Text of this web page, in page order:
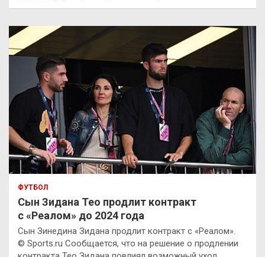
ФУТБОЛ
Сын Зидана Тео продлит контракт
с «Реалом» до 2024 года
Сын Зинедина Зидана продлит контракт с «Реалом».
© Sports.ru Сообщается, что на решение о продлении